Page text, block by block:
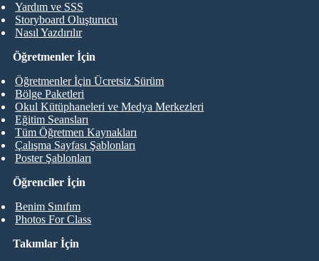
Yardım ve SSS
Storyboard Oluşturucu
Nasıl Yazdırılır
Öğrenciler İçin
Benim Sınıfım
Photos For Class
Öğretmenler İçin
Öğretmenler İçin Ücretsiz Sürüm
Bölge Paketleri
Okul Kütüphaneleri ve Medya Merkezleri
Eğitim Seansları
Tüm Öğretmen Kaynakları
Çalışma Sayfası Şablonları
Poster Şablonları
Takımlar İçin